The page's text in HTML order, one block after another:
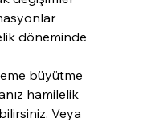
döneminde
büyütme
hamilelik
Veya